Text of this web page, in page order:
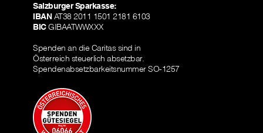
Salzburger Sparkasse:
IBANAT38 2011 1501 2181 6103
BICGIBAATWWXXX
Spenden an die Caritas sind in
Österreich steuerlich absetzbar.
Spendenabsetzbarkeitsnummer SO-1257